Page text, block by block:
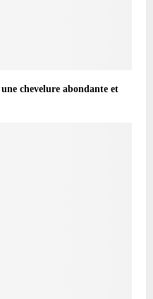
chevelure abondante et